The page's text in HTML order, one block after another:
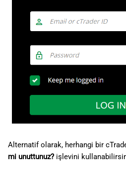
r
Alternatif olarak, herhangi bir
mi unuttunuz?işlevini